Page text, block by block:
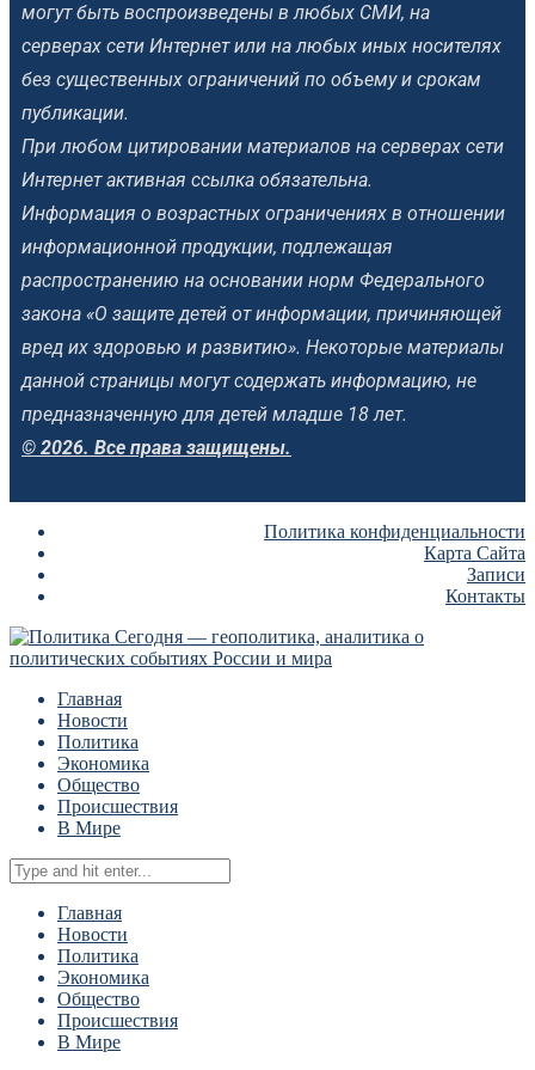
могут быть воспроизведены в любых СМИ, на
серверах сети Интернет или на любых иных носителях
без существенных ограничений по объему и срокам
публикации.
При любом цитировании материалов на серверах сети
Интернет активная ссылка обязательна.
Информация о возрастных ограничениях в отношении
информационной продукции, подлежащая
распространению на основании норм Федерального
закона «О защите детей от информации, причиняющей
вред их здоровью и развитию». Некоторые материалы
данной страницы могут содержать информацию, не
предназначенную для детей младше 18 лет.
© 2026. Все права защищены.
Политика конфиденциальности
Карта Сайта
Записи
Контакты
Главная
Новости
Политика
Экономика
Общество
Происшествия
В Мире
Главная
Новости
Политика
Экономика
Общество
Происшествия
В Мире